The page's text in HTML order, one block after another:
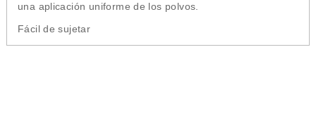
una aplicación uniforme de los polvos.
Fácil de sujetar